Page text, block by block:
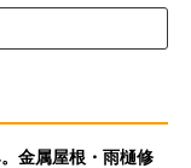
金属屋根・雨樋修